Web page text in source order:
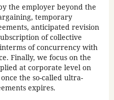
the employer beyond the
temporary
anticipated revision
of collective
of concurrency with
Finally, we focus on the
at corporate level on
the so-called ultra-
expires.